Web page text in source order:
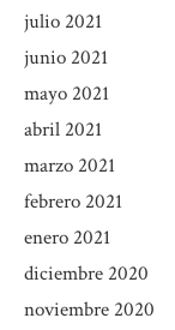
julio 2021
junio 2021
mayo 2021
abril 2021
marzo 2021
febrero 2021
enero 2021
diciembre 2020
noviembre 2020